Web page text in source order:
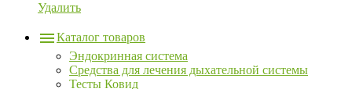
Удалить
Каталог товаров
Эндокринная система
Средства для лечения дыхательной системы
Тесты Ковид